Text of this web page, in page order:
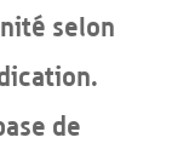
selon
de